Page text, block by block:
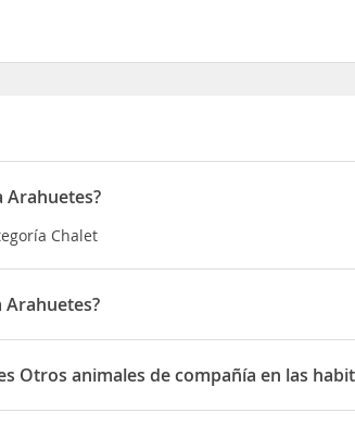
Arahuetes?
Chalet
Arahuetes?
en 22 Calle de la Fuente
Otros animales de compañía en las
animales de compañía en las